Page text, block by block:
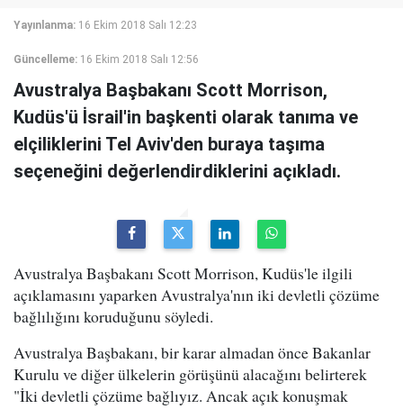
Yayınlanma: 16 Ekim 2018 Salı 12:23
Güncelleme: 16 Ekim 2018 Salı 12:56
Avustralya Başbakanı Scott Morrison,
Kudüs'ü İsrail'in başkenti olarak tanıma ve
elçiliklerini Tel Aviv'den buraya taşıma
seçeneğini değerlendirdiklerini açıkladı.
Avustralya Başbakanı Scott Morrison, Kudüs'le ilgili
açıklamasını yaparken Avustralya'nın iki devletli çözüme
bağlılığını koruduğunu söyledi.
Avustralya Başbakanı, bir karar almadan önce Bakanlar
Kurulu ve diğer ülkelerin görüşünü alacağını belirterek
"İki devletli çözüme bağlıyız. Ancak açık konuşmak